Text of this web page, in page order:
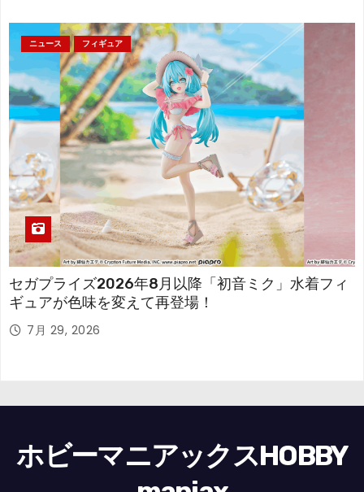
ニュース フィギュア
セガプライズ2026年8月以降「初音ミク」水着フィ
ギュアが色味を変えて再登場！
7月 29, 2026
ホビーマニアックスHOBBY